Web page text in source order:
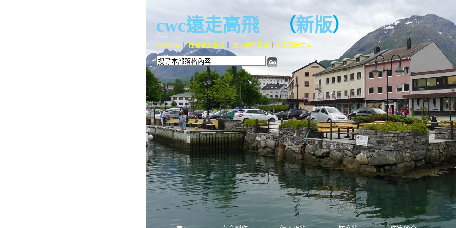
cwc遠走高飛（新版）
加入好友 ｜推薦此部落格 加入我的最愛 訂閱最新文章